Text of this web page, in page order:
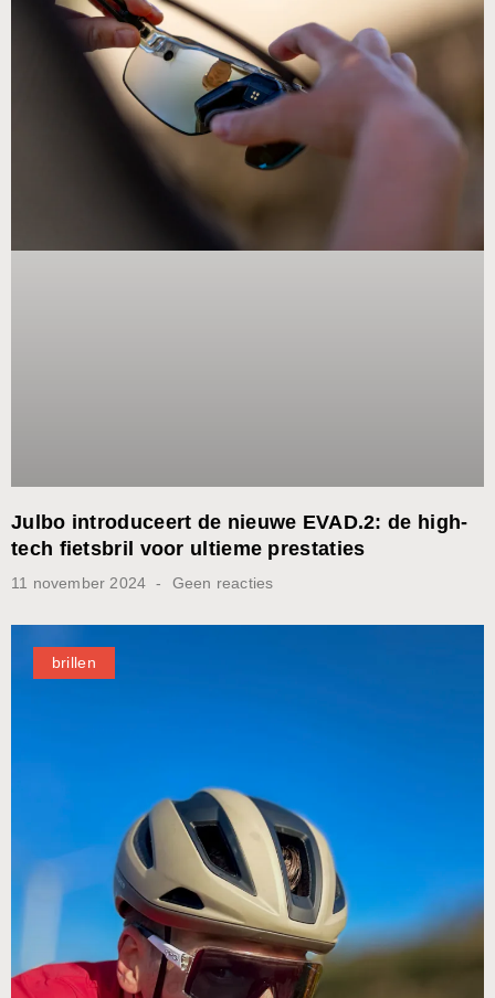
Julbo introduceert de nieuwe EVAD.2: de high-
tech fietsbril voor ultieme prestaties
11 november 2024 Geen reacties
brillen